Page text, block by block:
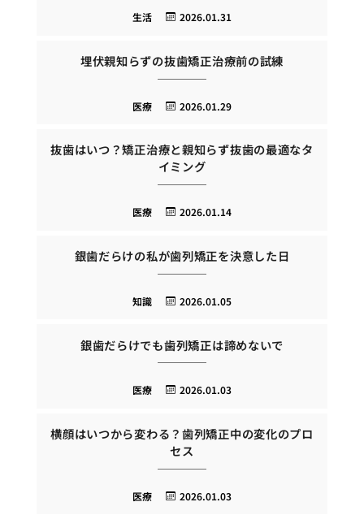
2026.01.31
生活
埋伏親知らずの抜歯矯正治療前の試練
2026.01.29
医療
抜歯はいつ？矯正治療と親知らず抜歯の最適なタ
イミング
2026.01.14
医療
銀歯だらけの私が歯列矯正を決意した日
2026.01.05
知識
銀歯だらけでも歯列矯正は諦めないで
2026.01.03
医療
横顔はいつから変わる？歯列矯正中の変化のプロ
セス
2026.01.03
医療